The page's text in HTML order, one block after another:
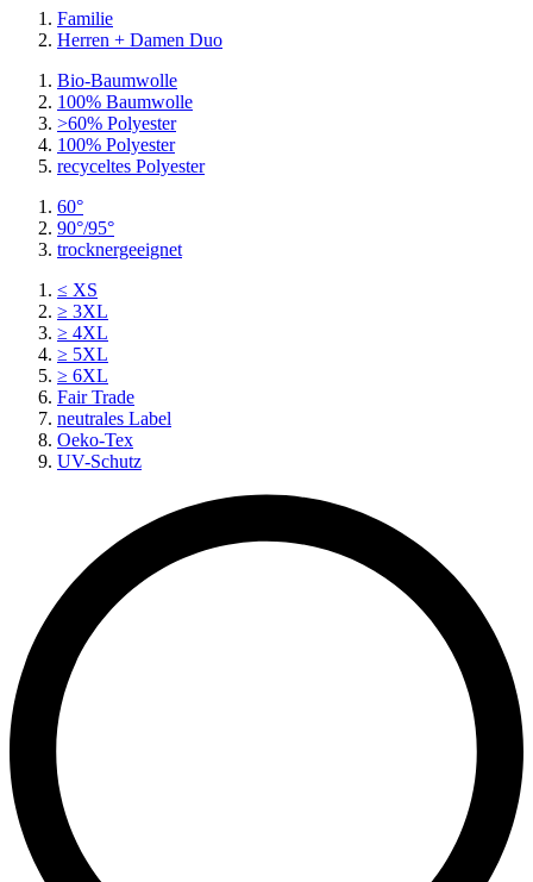
Familie
Herren + Damen Duo
Bio-Baumwolle
100% Baumwolle
>60% Polyester
100% Polyester
recyceltes Polyester
60°
90°/95°
trocknergeeignet
≤ XS
≥ 3XL
≥ 4XL
≥ 5XL
≥ 6XL
Fair Trade
neutrales Label
Oeko-Tex
UV-Schutz